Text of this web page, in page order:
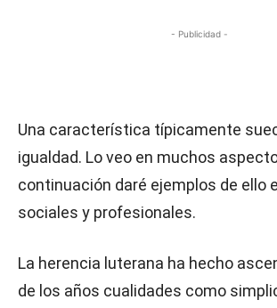
- Publicidad -
Una característica típicamente
igualdad. Lo veo en muchos
continuación daré ejemplos de ello
sociales y profesionales.
La herencia luterana ha hecho
de los años cualidades como